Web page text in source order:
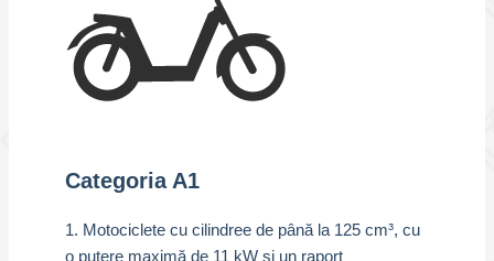
Categoria A1
1. Motociclete cu cilindree de până la 125 cm³, cu
o putere maximă de 11 kW și un raport